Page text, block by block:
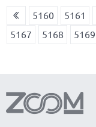
5160 5161
5167
5168 5169